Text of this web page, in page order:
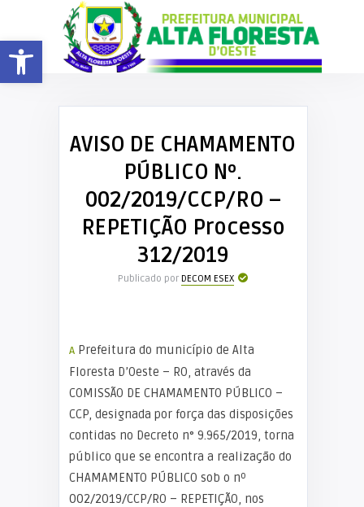
Barra de Ferramentas Aberta
AVISO DE CHAMAMENTO
PÚBLICO Nº.
002/2019/CCP/RO –
REPETIÇÃO Processo
312/2019
Publicado por DECOM ESEX
A Prefeitura do município de Alta
Floresta D’Oeste – RO, através da
COMISSÃO DE CHAMAMENTO PÚBLICO –
CCP, designada por força das disposições
contidas no Decreto n° 9.965/2019, torna
público que se encontra a realização do
CHAMAMENTO PÚBLICO sob o nº
002/2019/CCP/RO – REPETIÇÃO, nos